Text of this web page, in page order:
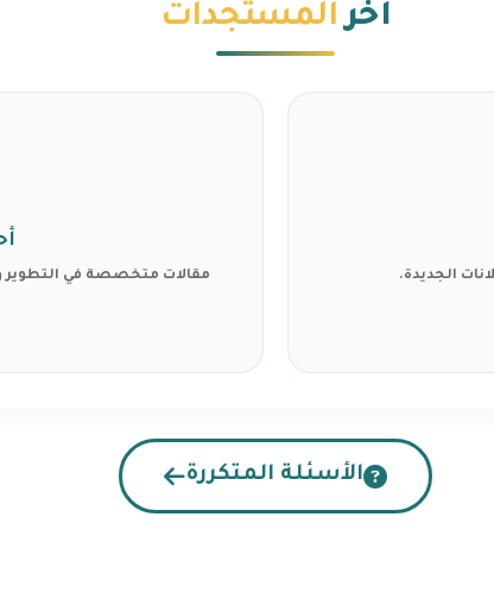
آخر المستجدات
الجديدة. مقالات متخصصة في التطوير
الأسئلة المتكررة